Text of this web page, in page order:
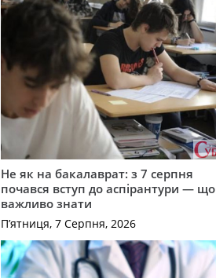
Не як на бакалаврат: з 7 серпня
почався вступ до аспірантури — що
важливо знати
П’ятниця, 7 Серпня, 2026